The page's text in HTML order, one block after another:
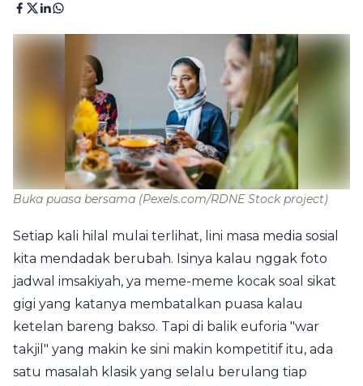
Buka puasa bersama (Pexels.com/RDNE Stock project)
Setiap kali hilal mulai terlihat, lini masa media sosial
kita mendadak berubah. Isinya kalau nggak foto
jadwal imsakiyah, ya meme-meme kocak soal sikat
gigi yang katanya membatalkan puasa kalau
ketelan bareng bakso. Tapi di balik euforia "war
takjil" yang makin ke sini makin kompetitif itu, ada
satu masalah klasik yang selalu berulang tiap